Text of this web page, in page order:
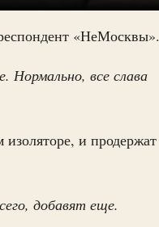
«НеМосквы».
Нормально, все слава
и продержат
добавят еще.